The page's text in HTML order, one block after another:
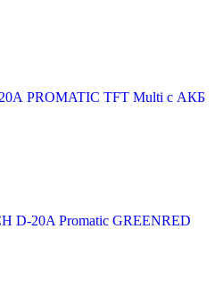
PROMATIC TFT Multi с АКБ
D-20A Promatic GREENRED